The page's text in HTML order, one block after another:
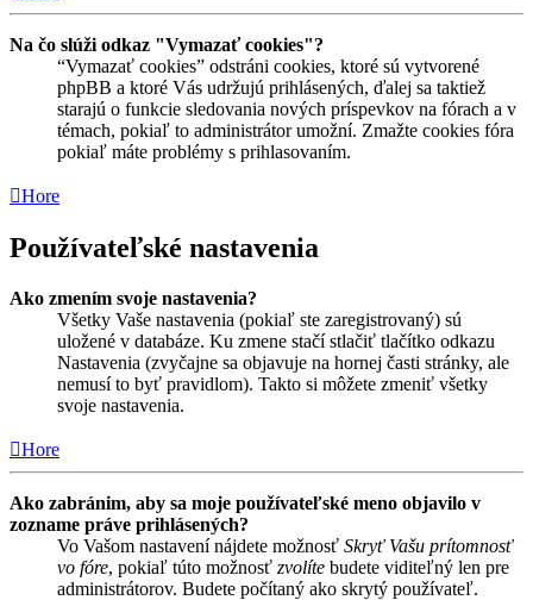
Na čo slúži odkaz "Vymazať cookies"?
“Vymazať cookies” odstráni cookies, ktoré sú vytvorené
phpBB a ktoré Vás udržujú prihlásených, ďalej sa taktiež
starajú o funkcie sledovania nových príspevkov na fórach a v
témach, pokiaľ to administrátor umožní. Zmažte cookies fóra
pokiaľ máte problémy s prihlasovaním.
Hore
Používateľské nastavenia
Ako zmením svoje nastavenia?
Všetky Vaše nastavenia (pokiaľ ste zaregistrovaný) sú
uložené v databáze. Ku zmene stačí stlačiť tlačítko odkazu
Nastavenia (zvyčajne sa objavuje na hornej časti stránky, ale
nemusí to byť pravidlom). Takto si môžete zmeniť všetky
svoje nastavenia.
Hore
Ako zabránim, aby sa moje používateľské meno objavilo v
zozname práve prihlásených?
Vo Vašom nastavení nájdete možnosť Skryť Vašu prítomnosť
vo fóre, pokiaľ túto možnosť zvolíte budete viditeľný len pre
administrátorov. Budete počítaný ako skrytý používateľ.